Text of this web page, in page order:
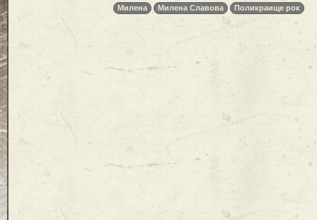
Милена Милена Славова Поликраище рок